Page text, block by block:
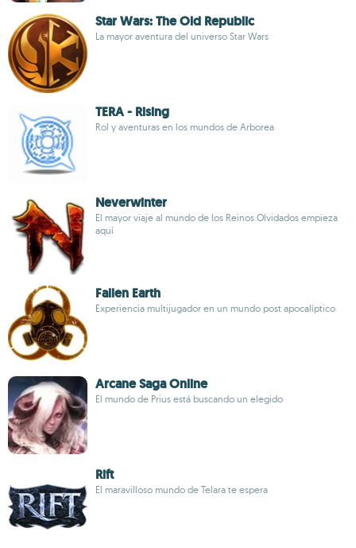
Star Wars: The Old Republic
La mayor aventura del universo Star Wars
TERA - Rising
Rol y aventuras en los mundos de Arborea
Neverwinter
El mayor viaje al mundo de los Reinos Olvidados empieza
aquí
Fallen Earth
Experiencia multijugador en un mundo post apocalíptico
Arcane Saga Online
El mundo de Prius está buscando un elegido
Rift
El maravilloso mundo de Telara te espera